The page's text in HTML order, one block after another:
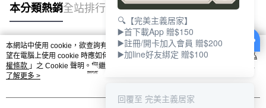
本分類熱銷全站排行
熱門標籤
本網站中使用 cookie，欲查詢有關本網站使用 cookie 方式之詳情，及若您不希
望在電腦上使用 cookie 時應如何變更電腦的 cookie 設定，請參閱本網站「
隱私
權條款 」之 Cookie 聲明。您繼續使用本網站即表示您同意本公司得按本網站使
用條款之 Cookie 聲明使用 cookie。
了解更多 >
🔍【完美主義居家】
▶️首下載App 贈$150
▶️註冊/開卡加入會員 贈$200
▶️加line好友綁定 贈$100
回覆至 完美主義居家